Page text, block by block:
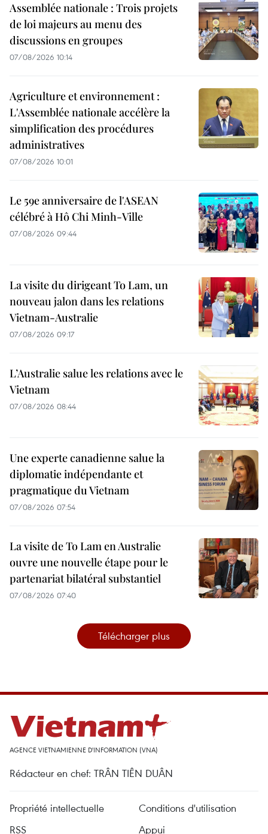
Assemblée nationale : Trois projets
de loi majeurs au menu des
discussions en groupes
07/08/2026 10:14
Agriculture et environnement :
L'Assemblée nationale accélère la
simplification des procédures
administratives
07/08/2026 10:01
Le 59e anniversaire de l'ASEAN
célébré à Hô Chi Minh-Ville
07/08/2026 09:44
La visite du dirigeant To Lam, un
nouveau jalon dans les relations
Vietnam-Australie
07/08/2026 09:17
L’Australie salue les relations avec le
Vietnam
07/08/2026 08:44
Une experte canadienne salue la
diplomatie indépendante et
pragmatique du Vietnam
07/08/2026 07:54
La visite de To Lam en Australie
ouvre une nouvelle étape pour le
partenariat bilatéral substantiel
07/08/2026 07:40
Télécharger plus
AGENCE VIETNAMIENNE D'INFORMATION (VNA)
Rédacteur en chef: TRÂN TIÊN DUÂN
Propriété intellectuelle
Conditions d'utilisation
RSS
Appui